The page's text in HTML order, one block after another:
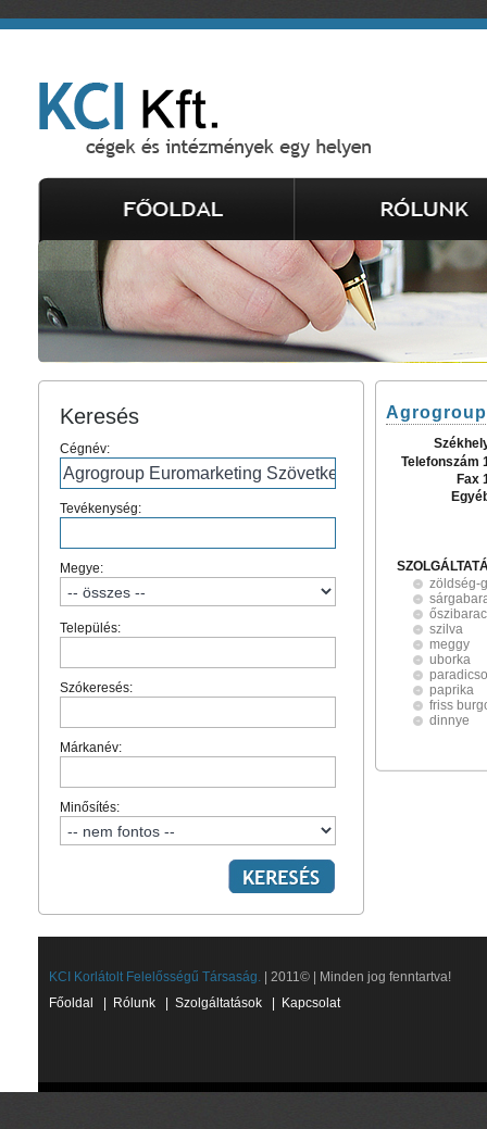
Keresés
Cégnév:
Tevékenység:
Megye:
Település:
Szókeresés:
Márkanév:
Minősítés:
Telefonszám
Fax
zöldség-
szilva
meggy
uborka
paprika
friss
dinnye
KCI Korlátolt Felelősségű Társaság. | 2011© | Minden jog fenntartva!
Főoldal
Rólunk Szolgáltatások Kapcsolat